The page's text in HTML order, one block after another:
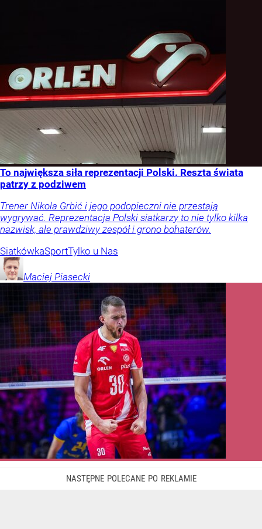
To największa siła reprezentacji Polski. Reszta świata
patrzy z podziwem
Trener Nikola Grbić i jego podopieczni nie przestają
wygrywać. Reprezentacja Polski siatkarzy to nie tylko kilka
nazwisk, ale prawdziwy zespół i grono bohaterów.
SiatkówkaSportTylko u Nas
Maciej Piasecki